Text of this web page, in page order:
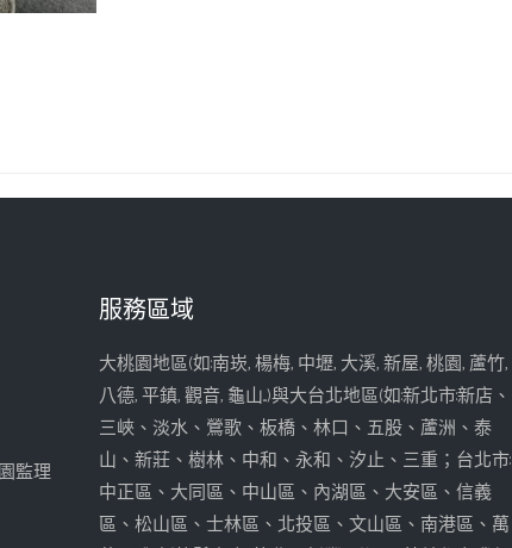
監理
服務區域
大桃園地區(如:南崁, 楊梅, 中壢, 大溪, 新屋, 桃園, 蘆竹,
八德, 平鎮, 觀音, 龜山...)與大台北地區(如:新北市:新店、
三峽、淡水、鶯歌、板橋、林口、五股、蘆洲、泰
山、新莊、樹林、中和、永和、汐止、三重；台北市:
中正區、大同區、中山區、內湖區、大安區、信義
區、松山區、士林區、北投區、文山區、南港區、萬